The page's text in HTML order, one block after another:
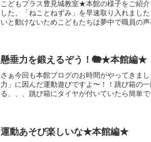
こどもプラス豊見城教室★本館の様子をご紹
した、「ねことねずみ」を早速取り入れまし
いと動けないためこどもたちは夢中で職員の声
懸垂力を鍛えるぞう！🐘★本館編★
さぁ今回も本館ブログのお時間がやってきま
力」に因んだ運動遊びですよ〜！！跳び箱の
る、、、跳び箱にタイヤが付いていたら簡単
運動あそび楽しいな★本館編★